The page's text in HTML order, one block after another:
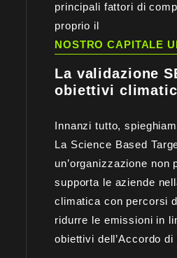
principali fattori di
proprio il
NOSTRO CAPITALE
La validazione
obiettivi
Innanzi tutto,
La Science Based
un’organizzazione non
supporta le aziende
climatica con percorsi
ridurre le emissioni in
obiettivi dell’Accordo di